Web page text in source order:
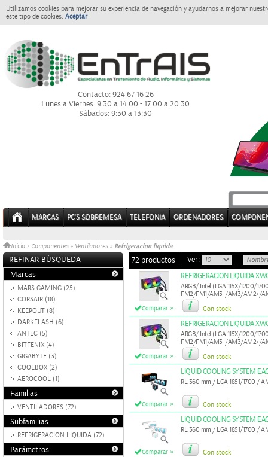
Utilizamos cookies para mejorar su experiencia de navegación y ayudarnos a mejorar
este tipo de cookies. Aceptar
Contacto: 924 67 16 26
Lunes a Viernes: 9:30 a 14:00 - 17:00 a 20:30
Sábados: 9:30 a 13:30
MARCAS PC'S SOBREMESA TELEFONIA ORDENADORES
Inicio > Componentes » Ventiladores » Refrigeracion liquida
REFINAR BÚSQUEDA
Marcas
MARS GAMING (25)
CORSAIR (18)
KEEPOUT (8)
DARKFLASH (6)
ANTEC (5)
BITFENIX (4)
GIGABYTE (3)
COOLBOX (2)
AEROCOOL (1)
Familias
VENTILADORES (72)
Subfamilias
REFRIGERACION LIQUIDA (72)
Parámetros
72 productos Ver:
Comparar »
REFRIGERACION LIQUIDA
ARGB/ Intel (LGA 115X/1200/
FM2/FM1/AM3+/AM3/AM2+/
Con stock
Comparar »
REFRIGERACION LIQUIDA
ARGB/ Intel (LGA 115X/1200/
FM2/FM1/AM3+/AM3/AM2+/
Con stock
Comparar »
LIQUID COOLING SYSTEM
RL 360 mm / LGA 1851/1700 /
Con stock
Comparar »
LIQUID COOLING SYSTEM
RL 360 mm / LGA 1851/1700 /
Con stock